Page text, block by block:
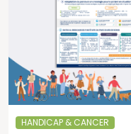
HANDICAP & CANCER